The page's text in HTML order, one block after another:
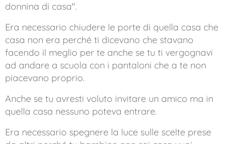
donnina di casa".
Era necessario chiudere le porte di quella casa che
casa non era perché ti dicevano che stavano
facendo il meglio per te anche se tu ti vergognavi
ad andare a scuola con i pantaloni che a te non
piacevano proprio.
Anche se tu avresti voluto invitare un amico ma in
quella casa nessuno poteva entrare.
Era necessario spegnere la luce sulle scelte prese